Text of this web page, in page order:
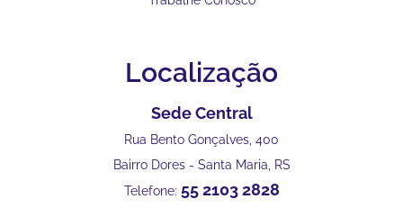
Localização
Sede Central
Rua Bento Gonçalves, 400
Bairro Dores - Santa Maria, RS
Telefone: 55 2103 2828